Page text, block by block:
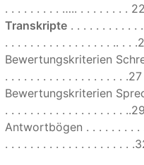
. . . . . . . . . ….. . . . . . . . . 22
Transkripte. . . . . . . . . . .
. . . . . . . . . . . . . . . . . .. . .
Bewertungskriterien
. . . . . . . . . . . . . . . . . . . .27
Bewertungskriterien
. . . . . . . . . . . . . . . . . . . ..29
Antwortbögen . . . . . . . . .
. . . . . . . . . . . . . . . . . . . .